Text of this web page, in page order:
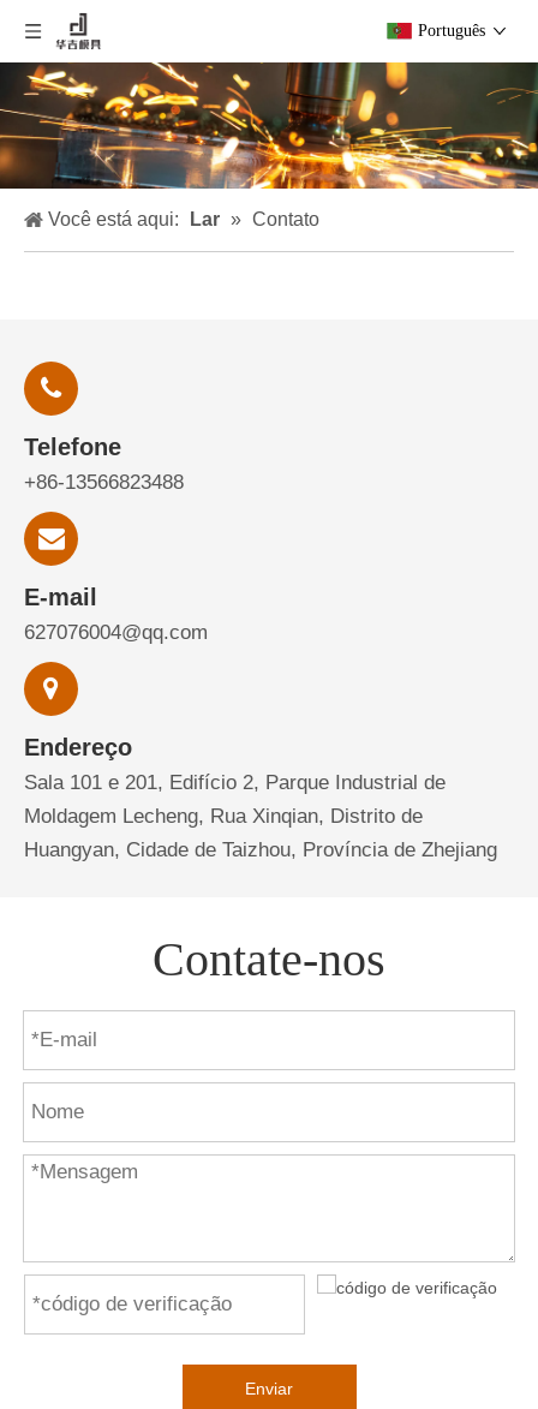
Português
Você está aqui: Lar » Contato
Telefone
+86-13566823488
E-mail
627076004@qq.com
Endereço
Sala 101 e 201, Edifício 2, Parque Industrial de
Moldagem Lecheng, Rua Xinqian, Distrito de
Huangyan, Cidade de Taizhou, Província de Zhejiang
Contate-nos
Enviar